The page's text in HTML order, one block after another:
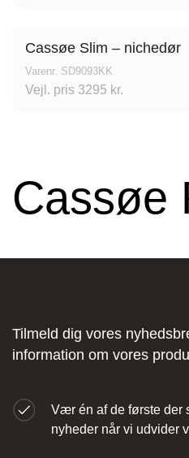
Cassøe Slim – nichedør
Varenr. SD9093KK
Vejl. pris 3295 kr.
Cassøe
Tilmeld dig vores
information om vores
Vær én af de første der
nyheder når vi udvider
Stark Hillerød
Designa – Århus